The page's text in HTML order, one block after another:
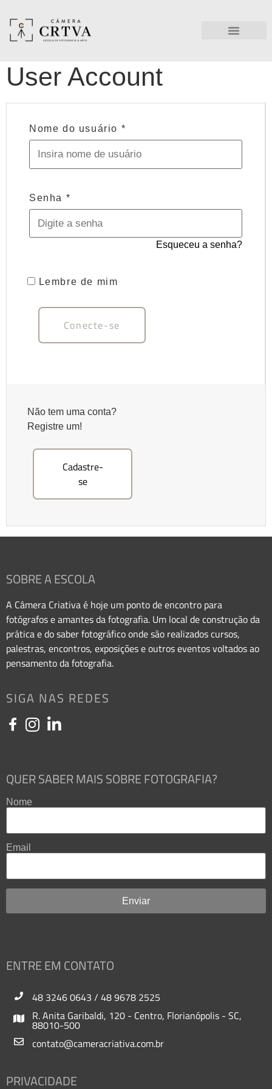
User Account
Nome do usuário *
Senha *
Esqueceu a senha?
Lembre de mim
Não tem uma conta?
Registre um!
Cadastre-
se
SOBRE A ESCOLA
A Câmera Criativa é hoje um ponto de encontro para
fotógrafos e amantes da fotografia. Um local de construção da
prática e do saber fotográfico onde são realizados cursos,
palestras, encontros, exposições e outros eventos voltados ao
pensamento da fotografia.
SIGA NAS REDES
QUER SABER MAIS SOBRE FOTOGRAFIA?
Nome
Email
ENTRE EM CONTATO
48 3246 0643 / 48 9678 2525
R. Anita Garibaldi, 120 - Centro, Florianópolis - SC,
88010-500
contato@cameracriativa.com.br
PRIVACIDADE